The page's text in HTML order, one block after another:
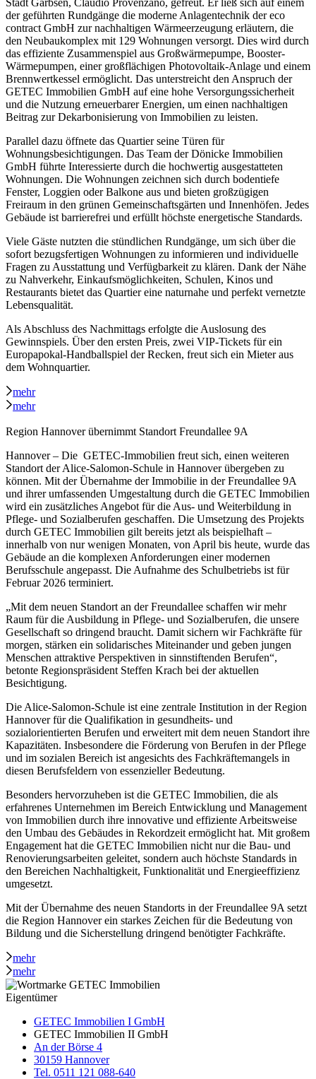
Stadt Garbsen, Claudio Provenzano, gefreut. Er ließ sich auf einem
der geführten Rundgänge die moderne Anlagentechnik der eco
contract GmbH zur nachhaltigen Wärmeerzeugung erläutern, die
den Neubaukomplex mit 129 Wohnungen versorgt. Dies wird durch
das effiziente Zusammenspiel aus Großwärmepumpe, Booster-
Wärmepumpen, einer großflächigen Photovoltaik-Anlage und einem
Brennwertkessel ermöglicht. Das unterstreicht den Anspruch der
GETEC Immobilien GmbH auf eine hohe Versorgungssicherheit
und die Nutzung erneuerbarer Energien, um einen nachhaltigen
Beitrag zur Dekarbonisierung von Immobilien zu leisten.
Parallel dazu öffnete das Quartier seine Türen für
Wohnungsbesichtigungen. Das Team der Dönicke Immobilien
GmbH führte Interessierte durch die hochwertig ausgestatteten
Wohnungen. Die Wohnungen zeichnen sich durch bodentiefe
Fenster, Loggien oder Balkone aus und bieten großzügigen
Freiraum in den grünen Gemeinschaftsgärten und Innenhöfen. Jedes
Gebäude ist barrierefrei und erfüllt höchste energetische Standards.
Viele Gäste nutzten die stündlichen Rundgänge, um sich über die
sofort bezugsfertigen Wohnungen zu informieren und individuelle
Fragen zu Ausstattung und Verfügbarkeit zu klären. Dank der Nähe
zu Nahverkehr, Einkaufsmöglichkeiten, Schulen, Kinos und
Restaurants bietet das Quartier eine naturnahe und perfekt vernetzte
Lebensqualität.
Als Abschluss des Nachmittags erfolgte die Auslosung des
Gewinnspiels. Über den ersten Preis, zwei VIP-Tickets für ein
Europapokal-Handballspiel der Recken, freut sich ein Mieter aus
dem Wohnquartier.
mehr
mehr
Region Hannover übernimmt Standort Freundallee 9A
Hannover – Die GETEC-Immobilien freut sich, einen weiteren
Standort der Alice-Salomon-Schule in Hannover übergeben zu
können. Mit der Übernahme der Immobilie in der Freundallee 9A
und ihrer umfassenden Umgestaltung durch die GETEC Immobilien
wird ein zusätzliches Angebot für die Aus- und Weiterbildung in
Pflege- und Sozialberufen geschaffen. Die Umsetzung des Projekts
durch GETEC Immobilien gilt bereits jetzt als beispielhaft –
innerhalb von nur wenigen Monaten, von April bis heute, wurde das
Gebäude an die komplexen Anforderungen einer modernen
Berufsschule angepasst. Die Aufnahme des Schulbetriebs ist für
Februar 2026 terminiert.
„Mit dem neuen Standort an der Freundallee schaffen wir mehr
Raum für die Ausbildung in Pflege- und Sozialberufen, die unsere
Gesellschaft so dringend braucht. Damit sichern wir Fachkräfte für
morgen, stärken ein solidarisches Miteinander und geben jungen
Menschen attraktive Perspektiven in sinnstiftenden Berufen“,
betonte Regionspräsident Steffen Krach bei der aktuellen
Besichtigung.
Die Alice-Salomon-Schule ist eine zentrale Institution in der Region
Hannover für die Qualifikation in gesundheits- und
sozialorientierten Berufen und erweitert mit dem neuen Standort ihre
Kapazitäten. Insbesondere die Förderung von Berufen in der Pflege
und im sozialen Bereich ist angesichts des Fachkräftemangels in
diesen Berufsfeldern von essenzieller Bedeutung.
Besonders hervorzuheben ist die GETEC Immobilien, die als
erfahrenes Unternehmen im Bereich Entwicklung und Management
von Immobilien durch ihre innovative und effiziente Arbeitsweise
den Umbau des Gebäudes in Rekordzeit ermöglicht hat. Mit großem
Engagement hat die GETEC Immobilien nicht nur die Bau- und
Renovierungsarbeiten geleitet, sondern auch höchste Standards in
den Bereichen Nachhaltigkeit, Funktionalität und Energieeffizienz
umgesetzt.
Mit der Übernahme des neuen Standorts in der Freundallee 9A setzt
die Region Hannover ein starkes Zeichen für die Bedeutung von
Bildung und die Sicherstellung dringend benötigter Fachkräfte.
mehr
mehr
Eigentümer
GETEC Immobilien I GmbH
GETEC Immobilien II GmbH
An der Börse 4
30159 Hannover
Tel. 0511 121 088-640